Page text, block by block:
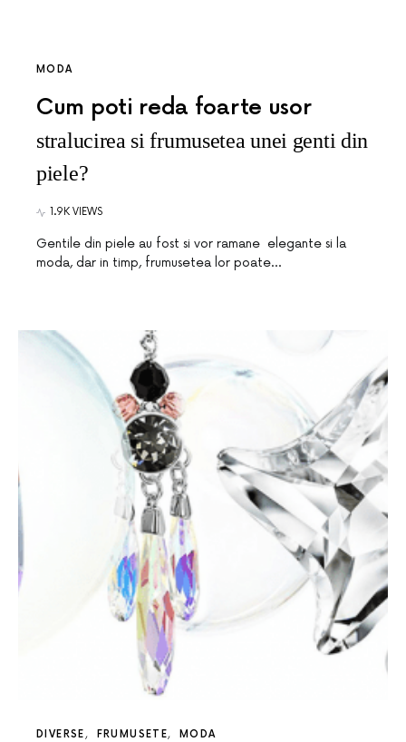
MODA
Cum poti reda foarte usor
stralucirea si frumusetea unei genti din
piele?
1.9K VIEWS
Gentile din piele au fost si vor ramane elegante si la
moda, dar in timp, frumusetea lor poate…
DIVERSE FRUMUSETE MODA